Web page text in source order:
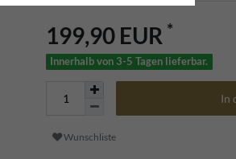
199,90 EUR *
Innerhalb von 3-5 Tagen lieferbar.
In
Wunschliste